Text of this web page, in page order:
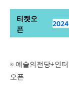
티켓오
픈
※ 예술의전당+인
오픈